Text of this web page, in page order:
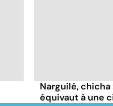
Narguilé,
équivaut à une